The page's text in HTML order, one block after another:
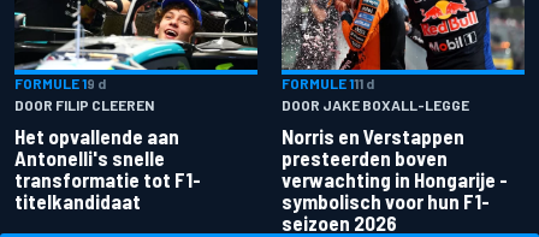
FORMULE 19 d
DOOR FILIP CLEEREN
Het opvallende aan
Antonelli's snelle
transformatie tot F1-
titelkandidaat
FORMULE 111 d
DOOR JAKE BOXALL-LEGGE
Norris en Verstappen
presteerden boven
verwachting in Hongarije -
symbolisch voor hun F1-
seizoen 2026